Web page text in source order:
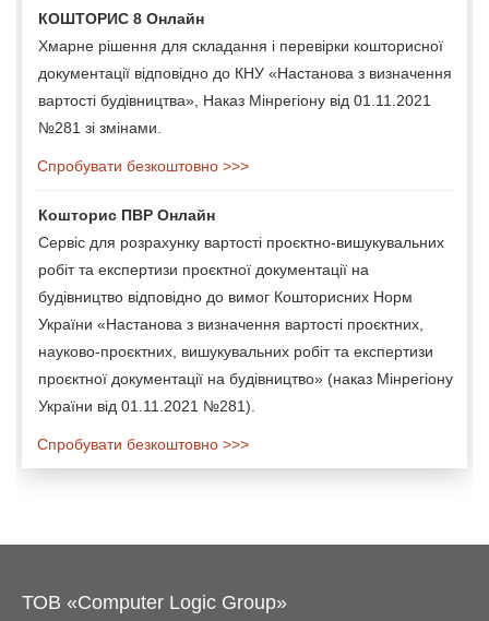
КОШТОРИС 8 Онлайн
Хмарне рішення для складання і перевірки кошторисної
документації відповідно до КНУ «Настанова з визначення
вартості будівництва», Наказ Мінрегіону від 01.11.2021
№281 зі змінами.
Спробувати безкоштовно >>>
Кошторис ПВР Онлайн
Сервіс для розрахунку вартості проєктно-вишукувальних
робіт та експертизи проєктної документації на
будівництво відповідно до вимог Кошторисних Норм
України «Настанова з визначення вартості проєктних,
науково-проєктних, вишукувальних робіт та експертизи
проєктної документації на будівництво» (наказ Мінрегіону
України від 01.11.2021 №281).
Спробувати безкоштовно >>>
ТОВ «Computer Logic Group»